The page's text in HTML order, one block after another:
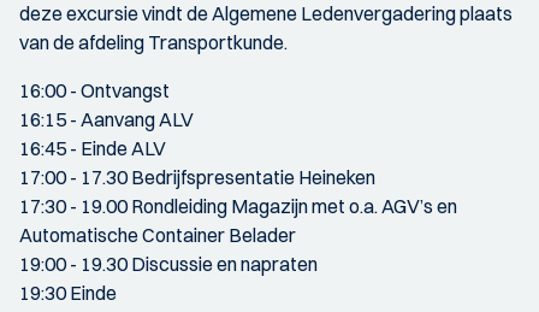
deze excursie vindt de Algemene Ledenvergadering plaats
van de afdeling Transportkunde.
16:00 - Ontvangst
16:15 - Aanvang ALV
16:45 - Einde ALV
17:00 - 17.30 Bedrijfspresentatie Heineken
17:30 - 19.00 Rondleiding Magazijn met o.a. AGV’s en
Automatische Container Belader
19:00 - 19.30 Discussie en napraten
19:30 Einde